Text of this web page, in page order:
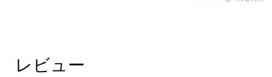
レビュー